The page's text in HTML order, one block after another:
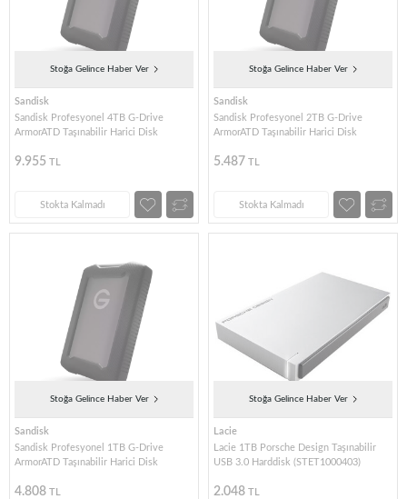
Stoğa Gelince Haber Ver
Sandisk
Sandisk Profesyonel 4TB G-Drive
ArmorATD Taşınabilir Harici Disk
9.955 TL
Stokta Kalmadı
Stoğa Gelince Haber Ver
Sandisk
Sandisk Profesyonel 2TB G-Drive
ArmorATD Taşınabilir Harici Disk
5.487 TL
Stokta Kalmadı
Stoğa Gelince Haber Ver
Sandisk
Sandisk Profesyonel 1TB G-Drive
ArmorATD Taşınabilir Harici Disk
4.808 TL
Stoğa Gelince Haber Ver
Lacie
Lacie 1TB Porsche Design Taşınabilir
USB 3.0 Harddisk (STET1000403)
2.048 TL